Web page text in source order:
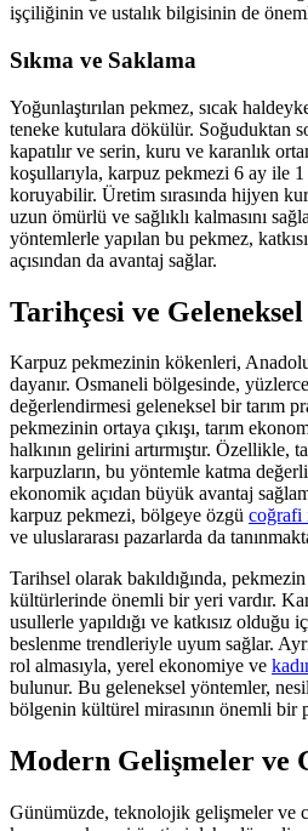
işçiliğinin ve ustalık bilgisinin de
Sıkma ve Saklama
Yoğunlaştırılan pekmez, sıcak
teneke kutulara dökülür. Soğuduktan
kapatılır ve serin, kuru ve karanlık
koşullarıyla, karpuz pekmezi 6 ay ile 1
koruyabilir. Üretim sırasında hijyen
uzun ömürlü ve sağlıklı kalmasını
yöntemlerle yapılan bu pekmez,
açısından da avantaj sağlar.
Tarihçesi ve
Karpuz pekmezinin kökenleri,
dayanır. Osmaneli bölgesinde,
değerlendirmesi geleneksel bir tarım
pekmezinin ortaya çıkışı, tarım
halkının gelirini artırmıştır. Özellikle,
karpuzların, bu yöntemle katma
ekonomik açıdan büyük avantaj
karpuz pekmezi, bölgeye özgü coğrafi
ve uluslararası pazarlarda da
Tarihsel olarak bakıldığında,
kültürlerinde önemli bir yeri vardır.
usullerle yapıldığı ve katkısız olduğu
beslenme trendleriyle uyum sağlar.
rol almasıyla, yerel ekonomiye ve
bulunur. Bu geleneksel yöntemler,
bölgenin kültürel mirasının önemli bir
Modern Gelişmeler ve
Günümüzde, teknolojik gelişmeler ve